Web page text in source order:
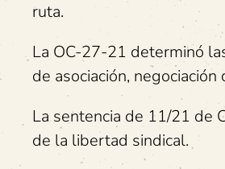
ruta.
La OC-27-21 determinó
de asociación,
La sentencia de 11/21 de
de la libertad sindical.